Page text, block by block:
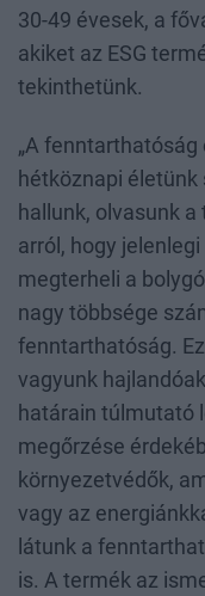
30-49 évesek, a
akiket az ESG
tekinthetünk.
„A
hétköznapi
hallunk, olvasunk
arról, hogy
megterheli a
nagy többsége
fenntarthatóság.
vagyunk
határain túlmutató
megőrzése
környezetvédők,
vagy az
látunk a
is. A termék az